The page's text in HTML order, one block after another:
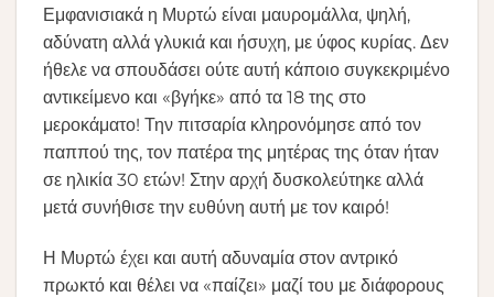
Εμφανισιακά η Μυρτώ είναι μαυρομάλλα, ψηλή,
αδύνατη αλλά γλυκιά και ήσυχη, με ύφος κυρίας. Δεν
ήθελε να σπουδάσει ούτε αυτή κάποιο συγκεκριμένο
αντικείμενο και «βγήκε» από τα 18 της στο
μεροκάματο! Την πιτσαρία κληρονόμησε από τον
παππού της, τον πατέρα της μητέρας της όταν ήταν
σε ηλικία 30 ετών! Στην αρχή δυσκολεύτηκε αλλά
μετά συνήθισε την ευθύνη αυτή με τον καιρό!
Η Μυρτώ έχει και αυτή αδυναμία στον αντρικό
πρωκτό και θέλει να «παίζει» μαζί του με διάφορους